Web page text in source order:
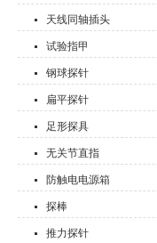
天线同轴插头
试验指甲
钢球探针
扁平探针
足形探具
无关节直指
防触电电源箱
探棒
推力探针